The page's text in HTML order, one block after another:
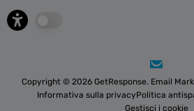
Copyright © 2026 GetResponse. Email
Informativa sulla privacyPolitica
Gestisci i cookie